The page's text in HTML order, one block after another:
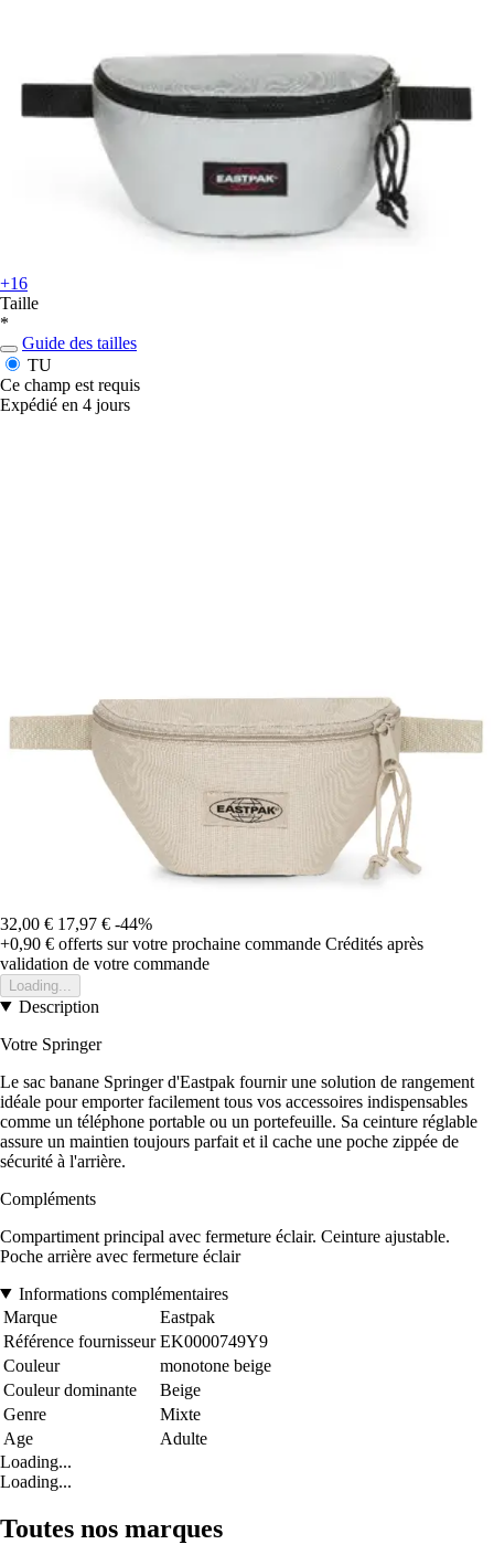
+16
Taille
*
Guide des tailles
TU
Ce champ est requis
Expédié en 4 jours
32,00 € 17,97 € -44%
+0,90 € offerts sur votre prochaine commande Crédités après
validation de votre commande
Loading...
Description
Votre Springer
Le sac banane Springer d'Eastpak fournir une solution de rangement
idéale pour emporter facilement tous vos accessoires indispensables
comme un téléphone portable ou un portefeuille. Sa ceinture réglable
assure un maintien toujours parfait et il cache une poche zippée de
sécurité à l'arrière.
Compléments
Compartiment principal avec fermeture éclair. Ceinture ajustable.
Poche arrière avec fermeture éclair
Informations complémentaires
Marque
Eastpak
Référence fournisseur EK0000749Y9
Couleur
monotone beige
Couleur dominante
Beige
Genre
Mixte
Age
Adulte
Loading...
Loading...
Toutes nos marques